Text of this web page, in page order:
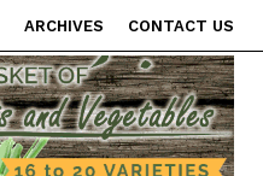
ARCHIVES CONTACT US